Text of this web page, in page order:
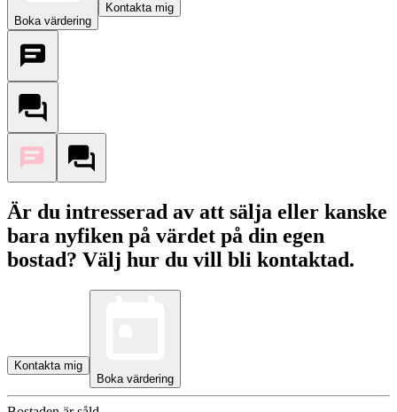
Boka värdering
Kontakta mig
Är du intresserad av att sälja eller kanske
bara nyfiken på värdet på din egen
bostad? Välj hur du vill bli kontaktad.
Kontakta mig
Boka värdering